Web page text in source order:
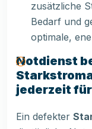
zusätzliche
Bedarf und
optimale,
Notdienst
jederzeit für
Ein defekter